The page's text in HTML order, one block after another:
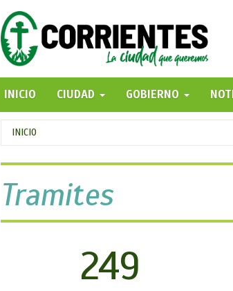
INICIO
CIUDAD GOBIERNO
Se
encuentra
usted
aquí
INICIO
Tramites
249